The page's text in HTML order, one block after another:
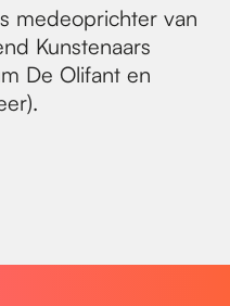
medeoprichter van
Kunstenaars
De Olifant en